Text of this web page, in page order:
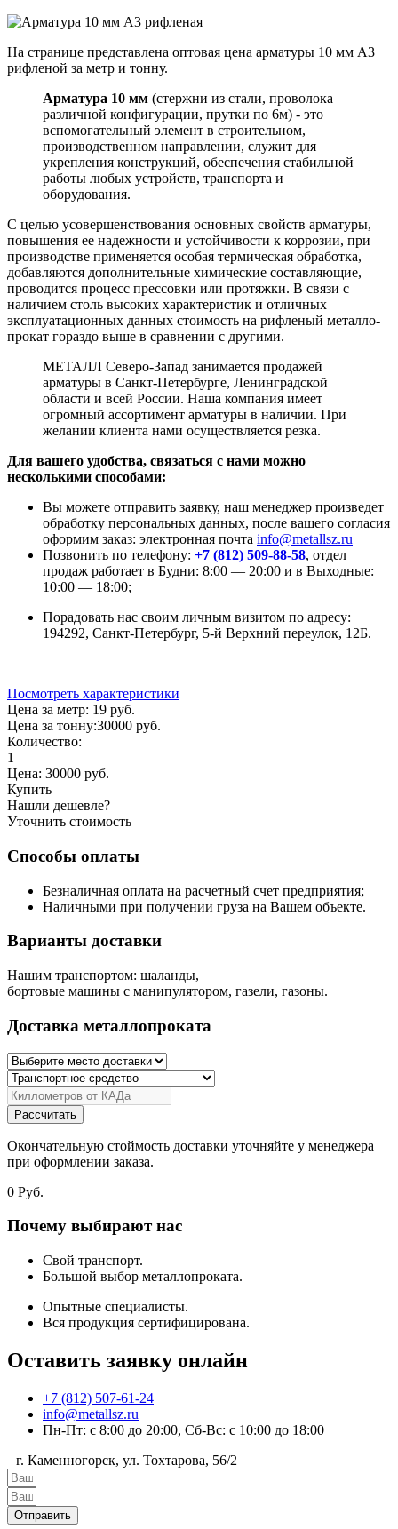
На странице представлена оптовая цена арматуры 10 мм А3
рифленой за метр и тонну.
Арматура 10 мм (стержни из стали, проволока
различной конфигурации, прутки по 6м) - это
вспомогательный элемент в строительном,
производственном направлении, служит для
укрепления конструкций, обеспечения стабильной
работы любых устройств, транспорта и
оборудования.
С целью усовершенствования основных свойств арматуры,
повышения ее надежности и устойчивости к коррозии, при
производстве применяется особая термическая обработка,
добавляются дополнительные химические составляющие,
проводится процесс прессовки или протяжки. В связи с
наличием столь высоких характеристик и отличных
эксплуатационных данных стоимость на рифленый металло-
прокат гораздо выше в сравнении с другими.
МЕТАЛЛ Северо-Запад занимается продажей
арматуры в Санкт-Петербурге, Ленинградской
области и всей России. Наша компания имеет
огромный ассортимент арматуры в наличии. При
желании клиента нами осуществляется резка.
Для вашего удобства, связаться с нами можно
несколькими способами:
Вы можете отправить заявку, наш менеджер произведет
обработку персональных данных, после вашего согласия
оформим заказ: электронная почта info@metallsz.ru
Позвонить по телефону: +7 (812) 509-88-58, отдел
продаж работает в Будни: 8:00 — 20:00 и в Выходные:
10:00 — 18:00;
Порадовать нас своим личным визитом по адресу:
194292, Санкт-Петербург, 5-й Верхний переулок, 12Б.
Посмотреть характеристики
Цена за метр: 19 руб.
Цена за тонну:30000 руб.
Количество:
1
Цена: 30000 руб.
Купить
Нашли дешевле?
Уточнить стоимость
Способы оплаты
Безналичная оплата на расчетный счет предприятия;
Наличными при получении груза на Вашем объекте.
Варианты доставки
Нашим транспортом: шаланды,
бортовые машины с манипулятором, газели, газоны.
Доставка металлопроката
Рассчитать
Окончательную стоймость доставки уточняйте у менеджера
при оформлении заказа.
0 Руб.
Почему выбирают нас
Свой транспорт.
Большой выбор металлопроката.
Опытные специалисты.
Вся продукция сертифицирована.
Оставить заявку онлайн
+7 (812) 507-61-24
info@metallsz.ru
Пн-Пт: с 8:00 до 20:00, Сб-Вс: с 10:00 до 18:00
г. Каменногорск, ул. Тохтарова, 56/2
Отправить